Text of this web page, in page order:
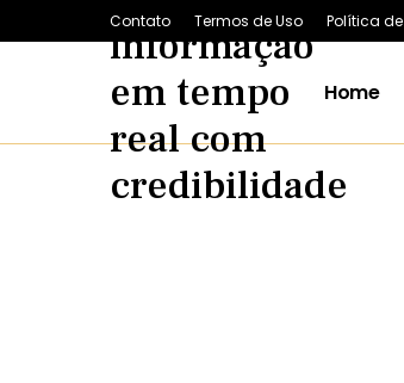
Contato Termos de Uso Política
Home